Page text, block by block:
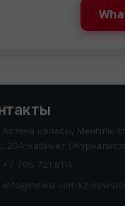
Астана каласы, Менгілік
204-кабинет
+7 705 721 8114
info@newsroom.kz